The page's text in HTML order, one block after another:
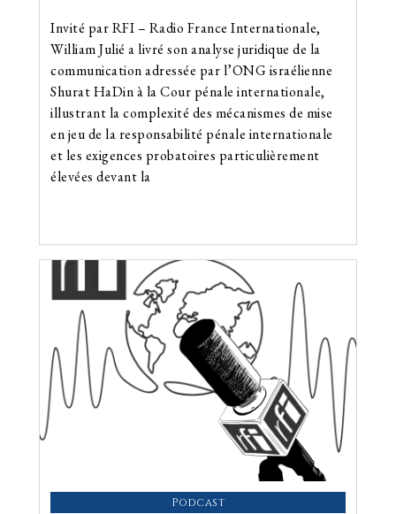
Invité par RFI – Radio France Internationale,
William Julié a livré son analyse juridique de la
communication adressée par l’ONG israélienne
Shurat HaDin à la Cour pénale internationale,
illustrant la complexité des mécanismes de mise
en jeu de la responsabilité pénale internationale
et les exigences probatoires particulièrement
élevées devant la
Podcast